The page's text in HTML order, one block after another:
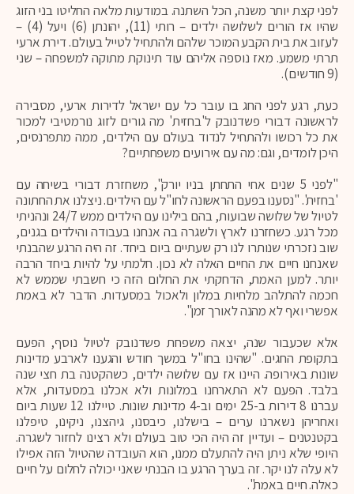
לפני קצת יותר משנה, הכל השתנה. במודעות מלאה החליטו בני הזוג
שהיו אז הורים לשלושה ילדים – רותי (11), יהונתן (6) ויעל (4) –
לעזוב את בית הקבע המוכר שלהם ולהתחיל לטייל בעולם. דירת ארעי
תרתי משמע. מאז נוספה אליהם עוד תינוקת מתוקה למשפחה – שני
(9 חודשים).
כעת, רגע לפני החג בו עובר כל עם ישראל לדירות ארעי, מסבירה
לראשונה דבורי פשדנובק ל'בחזית' מה גורים לזוג נורמטיבי למכור
את כל רכושו ולהתחיל לנדוד בעולם עם הילדים, ממה מתפרנסים,
היכן לומדים, וגם: מה עם אירועים משפחתיים?
"לפני 5 שנים אחי התחתן בניו יורק", משחזרת דבורי בשיחה עם
'בחזית'. "נסענו בפעם הראשונה לחו"ל עם הילדים. ניצלנו את החתונה
לטיול של שלושה שבועות, בהם בילינו עם הילדים ממש 24/7 ונהניתי
מכל רגע. כשחזרנו לארץ ולשגרה בה אנחנו בעבודה והילדים בגנים,
שוב נזכרתי שנותרו לנו רק שעתיים ביום ביחד. זה היה הרגע שהבנתי
שאנחנו חיים את החיים האלה לא נכון. חלמתי על להיות ביחד הרבה
יותר. למען האמת, הדחקתי את החלום הזה כי חשבתי שממש לא
חכמה להתלהב מלחיות במלון ולאכול במסעדות. הדבר לא באמת
אפשרי ואף לא מהנה לאורך זמן".
אלא שכעבור שנה, יצאה משפחת פשדנובק לטיול נוסף, הפעם
בתקופת החגים. "שהינו בחו"ל במשך חודש והגענו לארבע מדינות
שונות באירופה. היינו אז עם שלושה ילדים, כשהקטנה בת חצי שנה
בלבד. הפעם לא התארחנו במלונות ולא אכלנו במסעדות, אלא
עברנו 8 דירות ב-25 ימים וב-4 מדינות שונות. טיילנו 12 שעות ביום
ואחריהן נשארנו ערים – בישלנו, כיבסנו, גיהצנו, ניקינו, טיפלנו
בקטנטנים – ועדיין זה היה הכי טוב בעולם ולא רצינו לחזור לשגרה.
היופי שלא ניתן היה להתעלם ממנו, הוא העובדה שהטיול הזה אפילו
לא עלה לנו יקר. זה בערך הרגע בו הבנתי שאני יכולה לחלום על חיים
כאלה. חיים באמת".